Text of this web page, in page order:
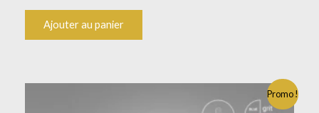
Ajouter au panier
Promo !